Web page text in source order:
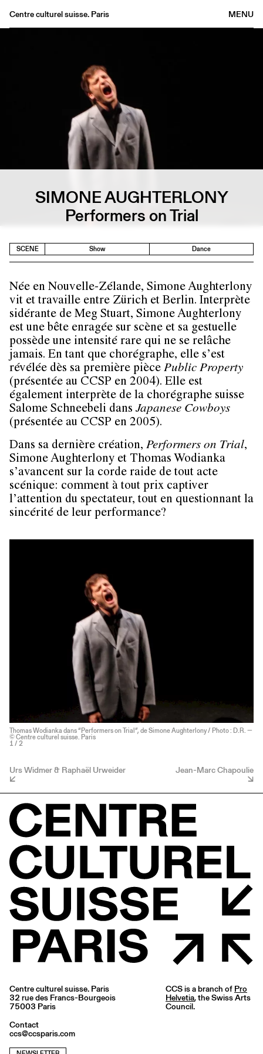
MENU
Centre culturel suisse. Paris
FR/EN
SIMONE AUGHTERLONY
Performers on Trial
SCENE Show Dance
Née en Nouvelle-Zélande, Simone Aughterlony
vit et travaille entre Zürich et Berlin. Interprète
sidérante de Meg Stuart, Simone Aughterlony
est une bête enragée sur scène et sa gestuelle
possède une intensité rare qui ne se relâche
jamais. En tant que chorégraphe, elle s’est
révélée dès sa première pièce Public Property
(présentée au CCSP en 2004). Elle est
également interprète de la chorégraphe suisse
Salome Schneebeli dans Japanese Cowboys
(présentée au CCSP en 2005).
Dans sa dernière création, Performers on Trial,
Simone Aughterlony et Thomas Wodianka
s’avancent sur la corde raide de tout acte
scénique: comment à tout prix captiver
l’attention du spectateur, tout en questionnant la
sincérité de leur performance?
Thomas Wodianka dans “Performers on Trial”, de Simone Aughterlony / Photo : D.R. —
© Centre culturel suisse. Paris
1 / 2
Urs Widmer & Raphaël Urweider Jean-Marc Chapoulie
Centre culturel suisse. Paris
32 rue des Francs-Bourgeois
75003 Paris
Contact
ccs@ccsparis.com
CCS is a branch of Pro
Helvetia, the Swiss Arts
Council.